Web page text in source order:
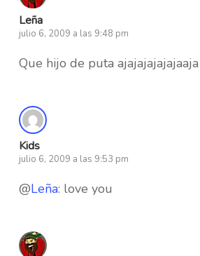
Leña
julio 6, 2009 a las 9:48 pm
Que hijo de puta ajajajajajajaaja
Kids
julio 6, 2009 a las 9:53 pm
@Leña: love you